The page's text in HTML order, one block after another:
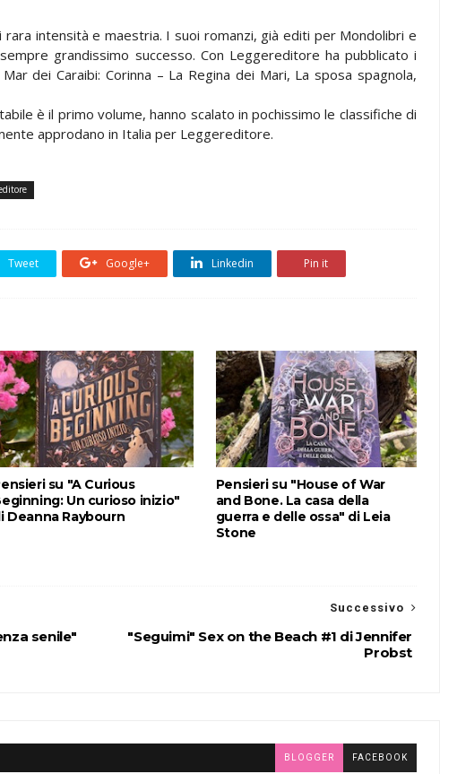
intensità e maestria. I suoi romanzi, già editi per Mondolibri e
grandissimo successo. Con Leggereditore ha pubblicato i
dei Caraibi: Corinna – La Regina dei Mari, La sposa spagnola,
è il primo volume, hanno scalato in pochissimo le classifiche di
approdano in Italia per Leggereditore.
Tweet Google+ Linkedin Pin it
su "A Curious
Un curioso inizio"
Deanna Raybourn
Pensieri su "House of War
and Bone. La casa della
guerra e delle ossa" di Leia
Stone
Successivo
"Seguimi" Sex on the Beach #1 di Jennifer
Probst
senile"
BLOGGER FACEBOOK